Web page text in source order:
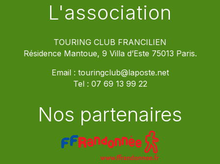
L'association
TOURING CLUB FRANCILIEN
Résidence Mantoue, 9 Villa d’Este 75013 Paris.
Email : touringclub@laposte.net
Tel : 07 69 13 99 22
Nos partenaires